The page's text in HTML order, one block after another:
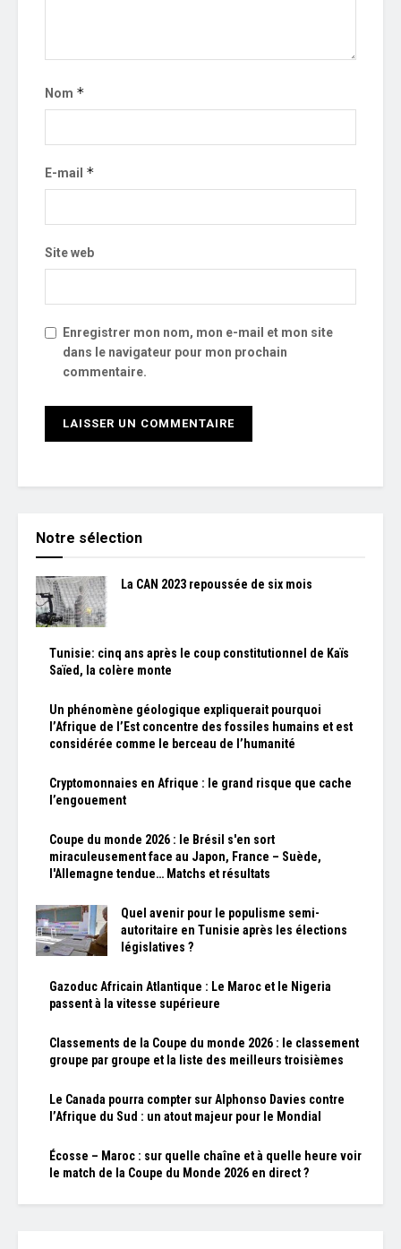
Nom *
E-mail *
Site web
Enregistrer mon nom, mon e-mail et mon site
dans le navigateur pour mon prochain
commentaire.
Notre sélection
La CAN 2023 repoussée de six mois
Tunisie: cinq ans après le coup constitutionnel de Kaïs
Saïed, la colère monte
Un phénomène géologique expliquerait pourquoi
l’Afrique de l’Est concentre des fossiles humains et est
considérée comme le berceau de l’humanité
Cryptomonnaies en Afrique : le grand risque que cache
l’engouement
Coupe du monde 2026 : le Brésil s'en sort
miraculeusement face au Japon, France – Suède,
l'Allemagne tendue… Matchs et résultats
Quel avenir pour le populisme semi-
autoritaire en Tunisie après les élections
législatives ?
Gazoduc Africain Atlantique : Le Maroc et le Nigeria
passent à la vitesse supérieure
Classements de la Coupe du monde 2026 : le classement
groupe par groupe et la liste des meilleurs troisièmes
Le Canada pourra compter sur Alphonso Davies contre
l’Afrique du Sud : un atout majeur pour le Mondial
Écosse – Maroc : sur quelle chaîne et à quelle heure voir
le match de la Coupe du Monde 2026 en direct ?